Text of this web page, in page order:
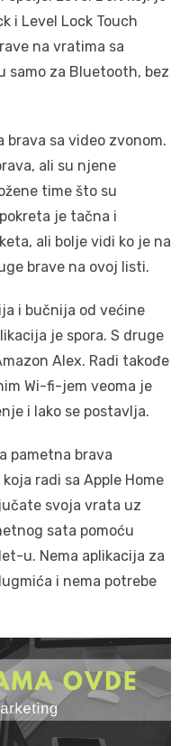
i Level Lock Touch
na vratima sa
samo za Bluetooth, bez
brava sa video zvonom.
ali su njene
time što su
je tačna i
ali bolje vidi ko je na
brave na ovoj listi.
i bučnija od većine
je spora. S druge
Alex. Radi takođe
Wi-fi-jem veoma je
i lako se postavlja.
pametna brava
radi sa Apple Home
svoja vrata uz
sata pomoću
u. Nema aplikacija za
i nema potrebe